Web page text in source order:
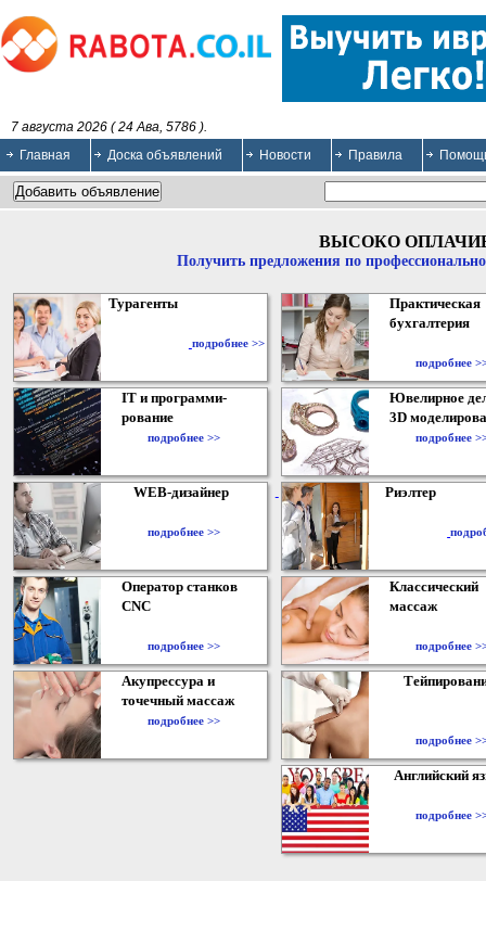
7 августа 2026 ( 24 Ава, 5786 ).
Главная
Доска объявлений Новости Правила
ВЫСОКО
Получить предложения по
Турагенты
подробнее >>
Практическая
бухгалтерия
подробнее
IT и программи-
рование
подробнее >>
Ювелирное
3D
подробнее
WEB-дизайнер
подробнее >>
Риэлтер
Оператор станков
CNC
подробнее >>
Классический
массаж
подробнее
Акупрессура и
точечный массаж
подробнее >>
подробнее
Английский
подробнее